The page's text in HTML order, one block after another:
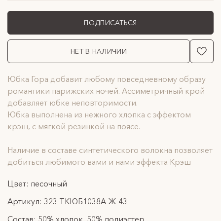
ПОДПИСАТЬСЯ
НЕТ В НАЛИЧИИ
Юбка Гора добавит любому повседневному образу
романтики парижских ночей. Ассиметричный крой
добавляет юбке неповторимости.
Юбка выполнена из нежного хлопка с эффектом
крэш, с мягкой резинкой на поясе.
Наличие в составе синтетического волокна позволяет
добиться любимого вами и нами эффекта Крэш
Цвет: песочный
Артикул: 323-ТКЮБ1038А-Ж-43